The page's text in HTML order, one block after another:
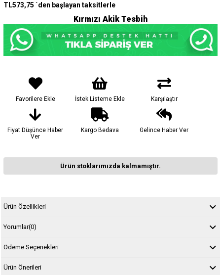
TL573,75 `den başlayan taksitlerle
Kırmızı Akik Tesbih
Favorilere Ekle İstek Listeme Ekle Karşılaştır
Fiyat Düşünce Haber
Ver
Kargo Bedava Gelince Haber Ver
Ürün stoklarımızda kalmamıştır.
Ürün Özellikleri
Yorumlar(0)
Ödeme Seçenekleri
Ürün Önerileri